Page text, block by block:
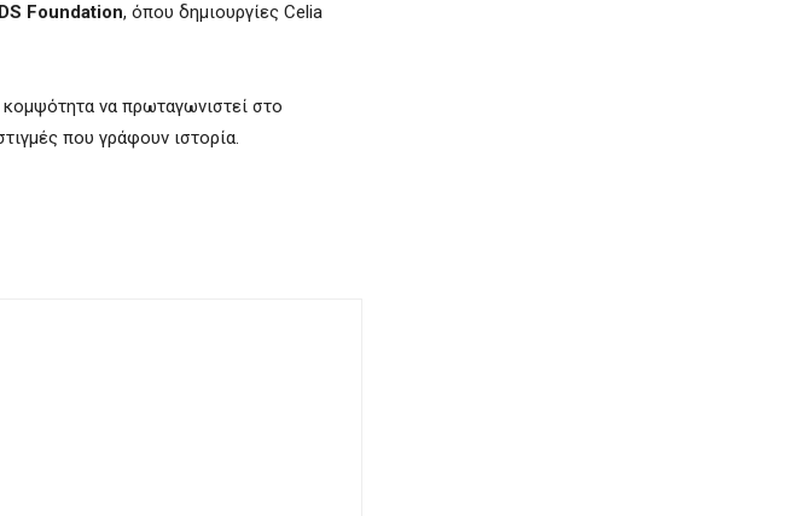
Foundation, όπου δημιουργίες Celia
κομψότητα να πρωταγωνιστεί στο
που γράφουν ιστορία.